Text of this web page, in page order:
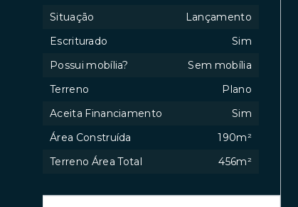
Situação
Lançamento
Escriturado
Sim
Possui mobília?
Sem mobília
Terreno
Plano
Aceita Financiamento
Sim
Área Construída
190m²
Terreno Área Total
456m²